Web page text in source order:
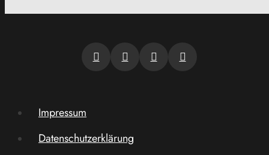
Impressum
Datenschutzerklärung